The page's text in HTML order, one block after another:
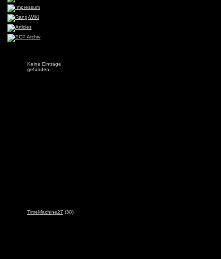
Keine Einträge
gefunden.
TimeMachine27 (38)